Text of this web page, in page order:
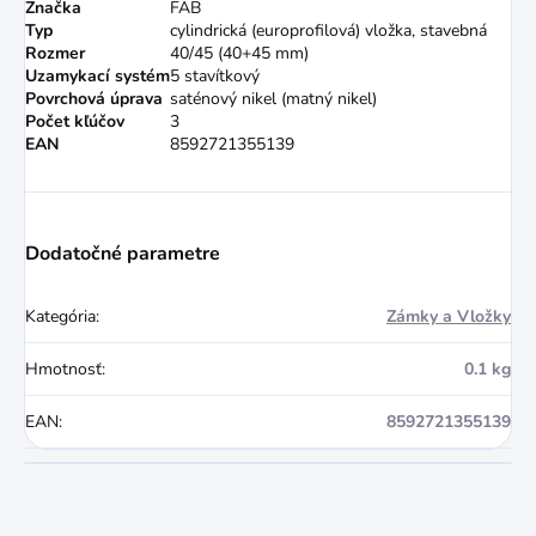
Značka
FAB
Typ
cylindrická (europrofilová) vložka, stavebná
Rozmer
40/45 (40+45 mm)
Uzamykací systém5 stavítkový
Povrchová úprava saténový nikel (matný nikel)
Počet kľúčov
3
EAN
8592721355139
Dodatočné parametre
Kategória: Zámky a Vložky
Hmotnosť: 0.1 kg
EAN: 8592721355139